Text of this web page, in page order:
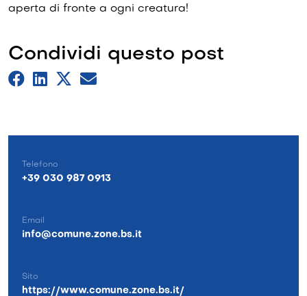
aperta di fronte a ogni creatura!
Condividi questo post
Telefono
+39 030 987 0913
Email
info@comune.zone.bs.it
Sito
https://www.comune.zone.bs.it/